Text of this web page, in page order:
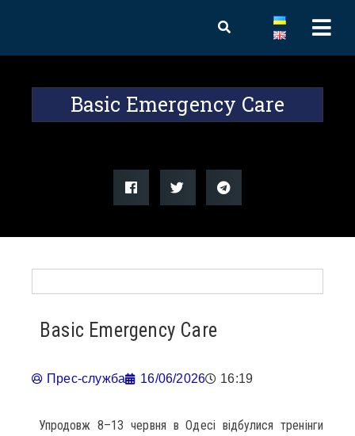
Basic Emergency Care
Basic Emergency Care
Прес-служба 16/06/2026 16:19
Упродовж 8–13 червня в Одесі відбулися тренінги